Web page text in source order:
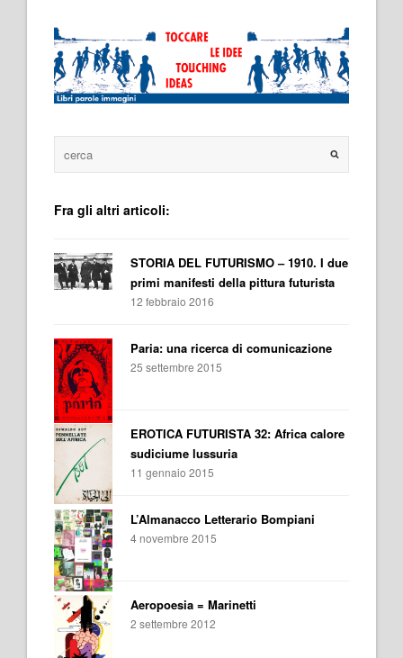
Fra gli altri articoli:
STORIA DEL FUTURISMO – 1910. I due
primi manifesti della pittura futurista
12 febbraio 2016
Paria: una ricerca di comunicazione
25 settembre 2015
EROTICA FUTURISTA 32: Africa calore
sudiciume lussuria
11 gennaio 2015
L’Almanacco Letterario Bompiani
4 novembre 2015
Aeropoesia = Marinetti
2 settembre 2012